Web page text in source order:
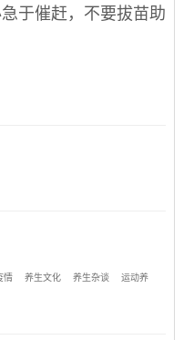
于催赶，不要拔苗助
情 养生文化 养生杂谈
运动养